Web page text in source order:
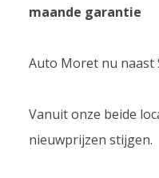
maande garantie
Auto Moret nu naast
Vanuit onze beide
nieuwprijzen stijgen.